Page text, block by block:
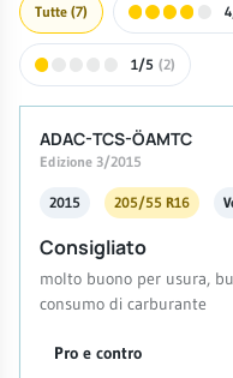
Tutte (7)
1/5 (2)
ADAC-TCS-ÖAMTC
Edizione 3/2015
2015 205/55 R16
Consigliato
molto buono per usura,
consumo di carburante
Pro e contro